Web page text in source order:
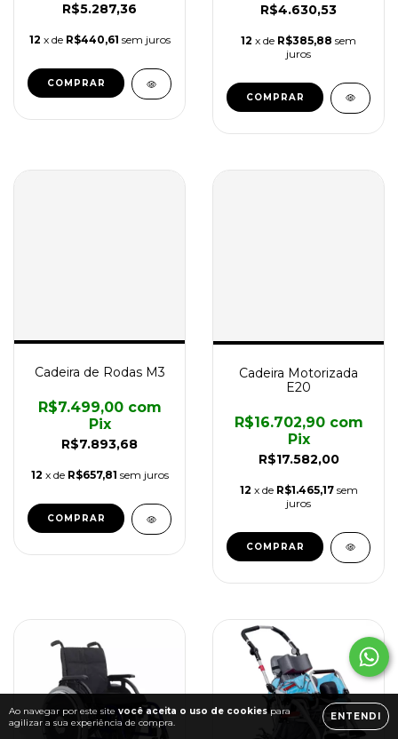
Ao navegar por este site você aceita o uso de cookies para
agilizar a sua experiência de compra.
ENTENDI
R$5.287,36
12 x de R$440,61 sem juros
COMPRAR
R$4.630,53
12 x de R$385,88 sem
juros
COMPRAR
Cadeira de Rodas M3
R$7.893,68
R$7.499,00 com
Pix
12 x de R$657,81 sem juros
COMPRAR
Cadeira Motorizada
E20
R$17.582,00
R$16.702,90 com
Pix
12 x de R$1.465,17 sem
juros
COMPRAR